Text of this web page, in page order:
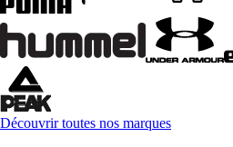
Découvrir toutes nos marques